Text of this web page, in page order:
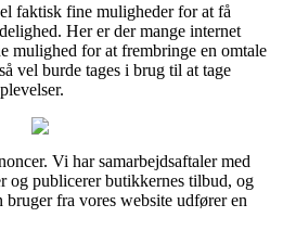
faktisk fine muligheder for at få
Her er der mange internet
mulighed for at frembringe en omtale
vel burde tages i brug til at tage
Vi har samarbejdsaftaler med
og publicerer butikkernes tilbud, og
bruger fra vores website udfører en